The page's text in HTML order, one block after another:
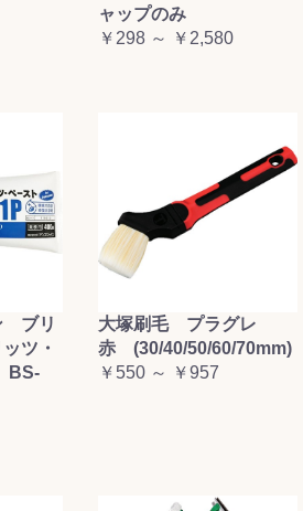
ャップのみ
￥298 ～ ￥2,580
ブリ
ツ・
BS-
大塚刷毛 プラグレ
赤 (30/40/50/60/70mm)
￥550 ～ ￥957